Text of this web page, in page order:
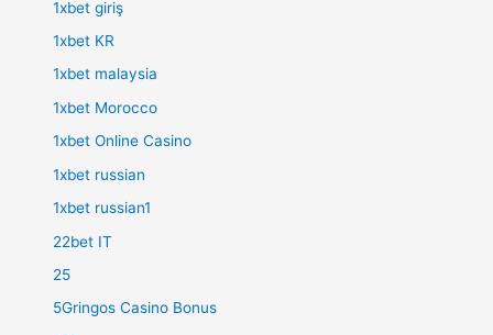
1xbet giriş
1xbet KR
1xbet malaysia
1xbet Morocco
1xbet Online Casino
1xbet russian
1xbet russian1
22bet IT
25
5Gringos Casino Bonus